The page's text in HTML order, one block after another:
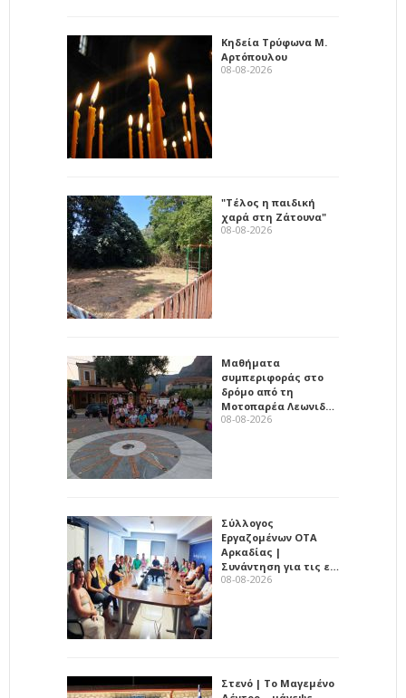
Κηδεία Τρύφωνα Μ.
Αρτόπουλου
08-08-2026
"Τέλος η παιδική
χαρά στη Ζάτουνα"
08-08-2026
Μαθήματα
συμπεριφοράς στο
δρόμο από τη
Μοτοπαρέα Λεωνιδ…
08-08-2026
Σύλλογος
Εργαζομένων ΟΤΑ
Αρκαδίας |
Συνάντηση για τις ε…
08-08-2026
Στενό | Το Μαγεμένο